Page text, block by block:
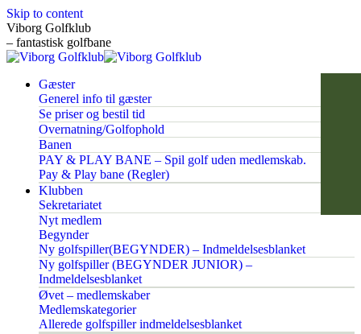
Skip to content
Viborg Golfklub
– fantastisk golfbane
Gæster
Generel info til gæster
Se priser og bestil tid
Overnatning/Golfophold
Banen
PAY & PLAY BANE – Spil golf uden medlemskab.
Pay & Play bane (Regler)
Klubben
Sekretariatet
Nyt medlem
Begynder
Ny golfspiller(BEGYNDER) – Indmeldelsesblanket
Ny golfspiller (BEGYNDER JUNIOR) –
Indmeldelsesblanket
Øvet – medlemskaber
Medlemskategorier
Allerede golfspiller indmeldelsesblanket